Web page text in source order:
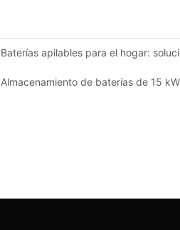
Baterías apilables para el hogar:
para empresas
Almacenamiento de baterías de 15